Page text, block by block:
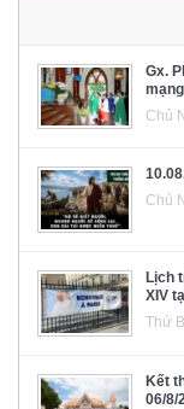
Gx.
Chủ
Chủ
Lịch
XIV
Thứ
Kết
06/8/